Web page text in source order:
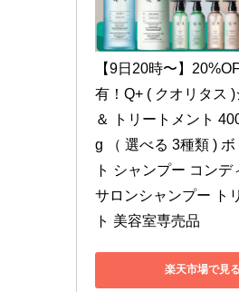
【9日20時〜】
有！Q+ ( クオリタス
＆ トリートメント
g （ 選べる 3種類 ) ボ
ト シャンプー コンデ
サロンシャンプー ト
ト 美容室専売品
楽天市場で見る